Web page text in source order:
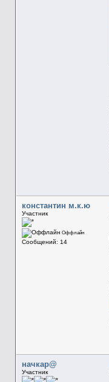
константин м.к.ю
Участник
Оффлайн
Сообщений: 14
начкар@
Участник